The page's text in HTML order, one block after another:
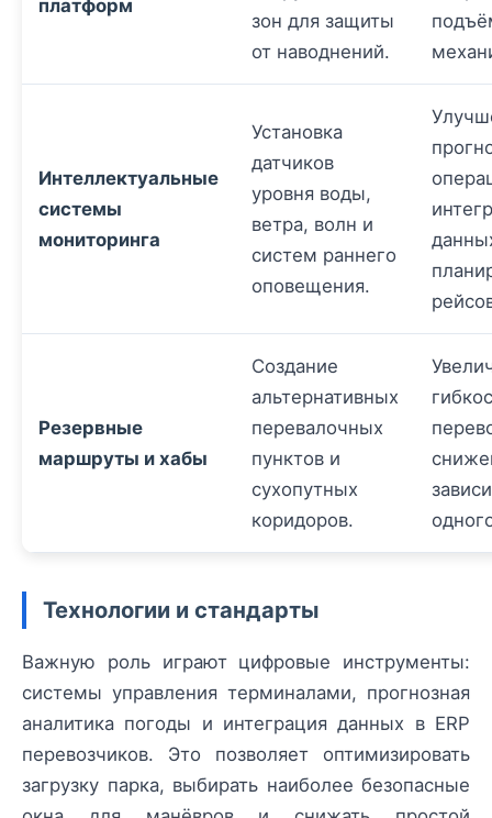
платформ
зон для защиты
от наводнений.
Интеллектуальные
системы
мониторинга
Установка
датчиков
уровня воды,
ветра, волн и
систем раннего
оповещения.
Резервные
маршруты и хабы
Создание
альтернативных
перевалочных
пунктов и
сухопутных
коридоров.
Технологии и стандарты
Важную роль играют цифровые инструменты:
системы управления терминалами, прогнозная
аналитика погоды и интеграция данных в ERP
перевозчиков. Это позволяет оптимизировать
загрузку парка, выбирать наиболее безопасные